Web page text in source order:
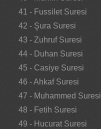
41 - Fussilet Suresi
42 - Şura Suresi
43 - Zuhruf Suresi
44 - Duhan Suresi
45 - Casiye Suresi
46 - Ahkaf Suresi
47 - Muhammed Suresi
48 - Fetih Suresi
49 - Hucurat Suresi